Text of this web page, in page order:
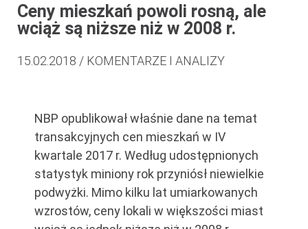
Ceny mieszkań powoli rosną, ale
wciąż są niższe niż w 2008 r.
15.02.2018 / KOMENTARZE I ANALIZY
NBP opublikował właśnie dane na temat
transakcyjnych cen mieszkań w IV
kwartale 2017 r. Według udostępnionych
statystyk miniony rok przyniósł niewielkie
podwyżki. Mimo kilku lat umiarkowanych
wzrostów, ceny lokali w większości miast